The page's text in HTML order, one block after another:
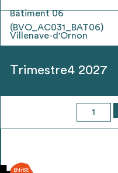
Bâtiment 06
(BVO_AC031_BAT06)
Villenave-d'Ornon
Trimestre4 2027
quantité
de